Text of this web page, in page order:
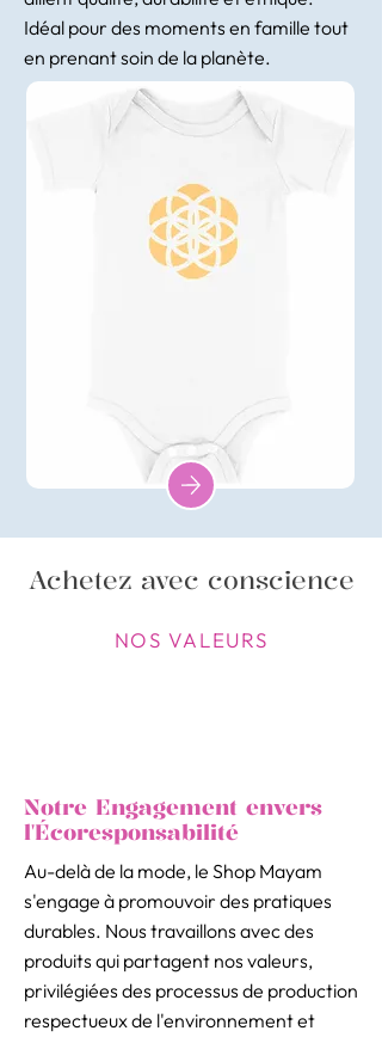
Idéal pour des moments en famille tout
en prenant soin de la planète.
Achetez avec conscience
NOS VALEURS
Notre Engagement envers
l'Écoresponsabilité
Au-delà de la mode, le Shop Mayam
s'engage à promouvoir des pratiques
durables. Nous travaillons avec des
produits qui partagent nos valeurs,
privilégiées des processus de production
respectueux de l'environnement et